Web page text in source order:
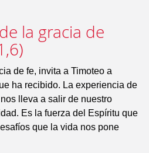
la gracia de
de fe, invita a Timoteo a
ha recibido. La experiencia de
lleva a salir de nuestro
Es la fuerza del Espíritu que
que la vida nos pone